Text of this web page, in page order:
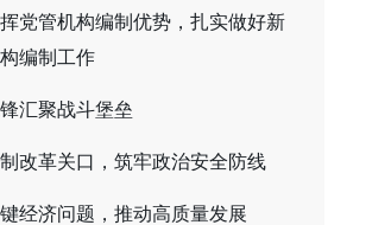
党管机构编制优势，扎实做好新
编制工作
汇聚战斗堡垒
改革关口，筑牢政治安全防线
经济问题，推动高质量发展